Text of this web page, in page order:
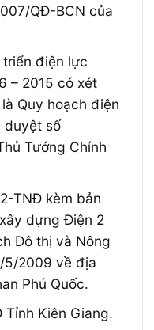
QĐ-BCN của
triển điện lực
– 2015 có xét
Quy hoạch điện
duyệt số
Tướng Chính
TNĐ kèm bản
dựng Điện 2
Đô thị và Nông
5/2009 về địa
Phú Quốc.
Tỉnh Kiên Giang.